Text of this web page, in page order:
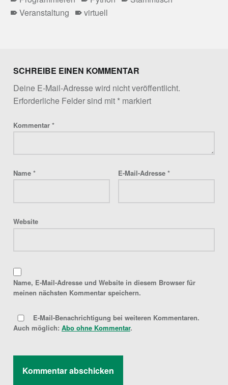
Veranstaltung
virtuell
SCHREIBE EINEN KOMMENTAR
Deine E-Mail-Adresse wird nicht veröffentlicht.
Erforderliche Felder sind mit *markiert
Kommentar *
Name * E-Mail-Adresse *
Website
Name, E-Mail-Adresse und Website in diesem Browser für
meinen nächsten Kommentar speichern.
E-Mail-Benachrichtigung bei weiteren Kommentaren.
Auch möglich: Abo ohne Kommentar.